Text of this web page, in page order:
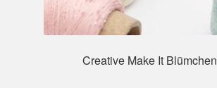
Creative Make It Blümchen